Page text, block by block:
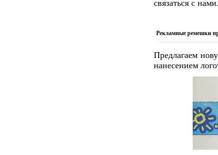
связаться с
Рекламные ремешки
Предлагаем
нанесением